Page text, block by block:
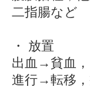
二指腸など
・ 放置
出血→貧血
進行→